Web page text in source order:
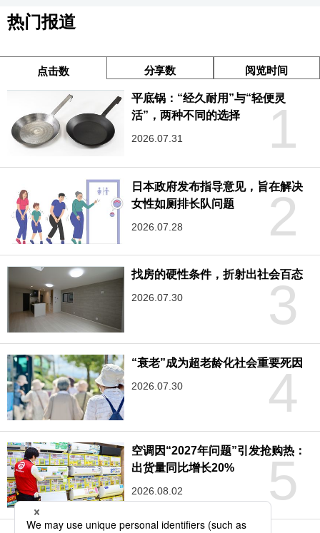
热门报道
点击数 分享数 阅览时间
1
平底锅：“经久耐用”与“轻便灵
活”，两种不同的选择
2026.07.31
2
日本政府发布指导意见，旨在解决
女性如厕排长队问题
2026.07.28
3
找房的硬性条件，折射出社会百态
2026.07.30
4
“衰老”成为超老龄化社会重要死因
2026.07.30
5
空调因“2027年问题”引发抢购热：
出货量同比增长20%
2026.08.02